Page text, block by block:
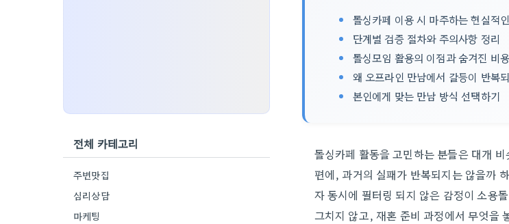
돌싱카페 이용 시 마주하는 현실적
단계별 검증 절차와 주의사항 정리
돌싱모임 활용의 이점과 숨겨진 비용
왜 오프라인 만남에서 갈등이 반복
본인에게 맞는 만남 방식 선택하기
돌싱카페 활동을 고민하는 분들은 대개
편에, 과거의 실패가 반복되지는 않을까
자 동시에 필터링 되지 않은 감정이 소용
그치지 않고, 재혼 준비 과정에서 무엇을
전체 카테고리
주변맛집
심리상담
마케팅